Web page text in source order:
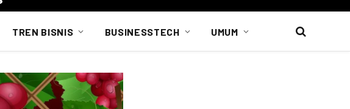
TREN BISNIS BUSINESSTECH UMUM